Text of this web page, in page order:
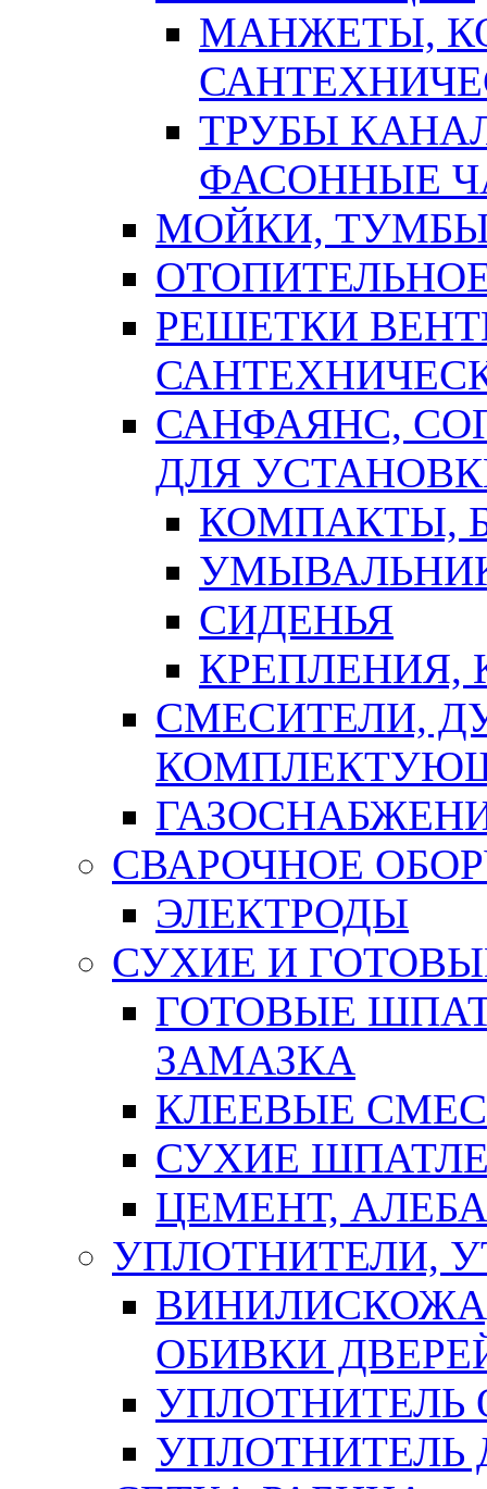
МАНЖЕТЫ,
ТРУБЫ
ФАСОННЫЕ
МОЙКИ,
РЕШЕТКИ
САНФАЯНС,
ДЛЯ
КОМПАКТЫ,
СИДЕНЬЯ
СМЕСИТЕЛИ,
СВАРОЧНОЕ
ЭЛЕКТРОДЫ
СУХИЕ И
ГОТОВЫЕ
ЗАМАЗКА
КЛЕЕВЫЕ
СУХИЕ
ЦЕМЕНТ,
УПЛОТНИТЕЛИ,
ОБИВКИ
УПЛОТНИТЕЛЬ